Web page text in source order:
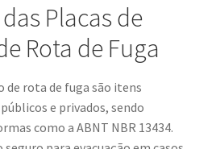
Placas de
Rota de Fuga
de rota de fuga são itens
e privados, sendo
como a ABNT NBR 13434.